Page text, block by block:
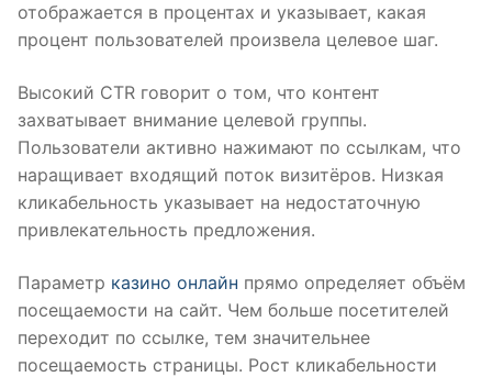
отображается в процентах и указывает, какая
процент пользователей произвела целевое шаг.
Высокий CTR говорит о том, что контент
захватывает внимание целевой группы.
Пользователи активно нажимают по ссылкам, что
наращивает входящий поток визитёров. Низкая
кликабельность указывает на недостаточную
привлекательность предложения.
Параметр казино онлайн прямо определяет объём
посещаемости на сайт. Чем больше посетителей
переходит по ссылке, тем значительнее
посещаемость страницы. Рост кликабельности